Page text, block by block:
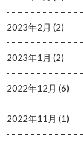
2023年2月 (2)
2023年1月 (2)
2022年12月 (6)
2022年11月 (1)